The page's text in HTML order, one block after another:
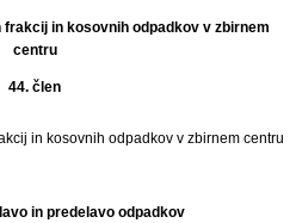
in kosovnih odpadkov v zbirnem
centru
44. člen
in kosovnih odpadkov v zbirnem centru
in predelavo odpadkov